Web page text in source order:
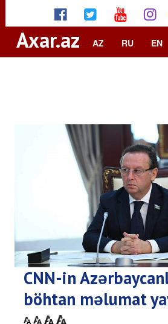
Axar.az AZ RU EN
CNN-in
böhtan məlumat